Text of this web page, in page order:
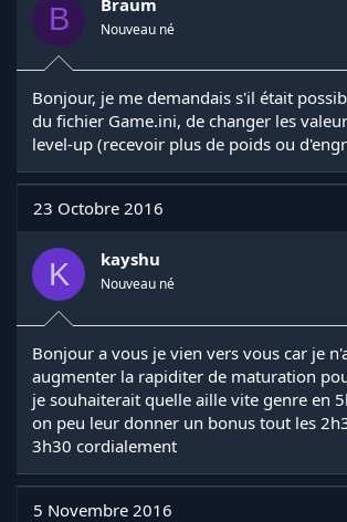
B Nouveau né
Bonjour, je me demandais s'il était
du fichier Game.ini, de changer les
level-up (recevoir plus de poids ou
23 Octobre 2016
K kayshu
Nouveau né
Bonjour a vous je vien vers vous car je
augmenter la rapiditer de maturation
je souhaiterait quelle aille vite genre en
on peu leur donner un bonus tout les
3h30 cordialement
5 Novembre 2016